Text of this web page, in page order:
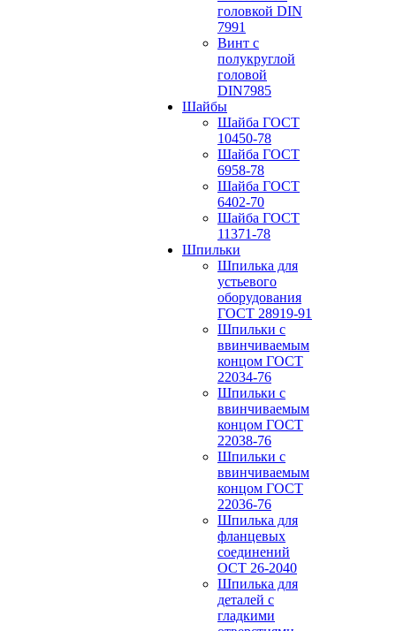
головкой DIN
7991
Винт с
полукруглой
головой
DIN7985
Шайбы
Шайба ГОСТ
10450-78
Шайба ГОСТ
6958-78
Шайба ГОСТ
6402-70
Шайба ГОСТ
11371-78
Шпильки
Шпилька для
устьевого
оборудования
ГОСТ 28919-91
Шпильки с
ввинчиваемым
концом ГОСТ
22034-76
Шпильки с
ввинчиваемым
концом ГОСТ
22038-76
Шпильки с
ввинчиваемым
концом ГОСТ
22036-76
Шпилька для
фланцевых
соединений
ОСТ 26-2040
Шпилька для
деталей с
гладкими